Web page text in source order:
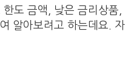
도 금액, 낮은 금리상품,
알아보려고 하는데요. 자